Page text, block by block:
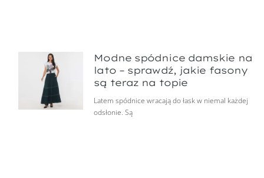
Modne spódnice damskie na
lato – sprawdź, jakie fasony
są teraz na topie
Latem spódnice wracają do łask w niemal każdej
odsłonie. Są